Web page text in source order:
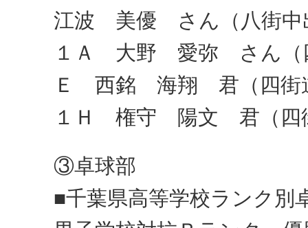
江波 美優 さん（八街中
１Ａ 大野 愛弥 さん（
Ｅ 西銘 海翔 君（四街
１Ｈ 権守 陽文 君（四
③卓球部
■千葉県高等学校ランク